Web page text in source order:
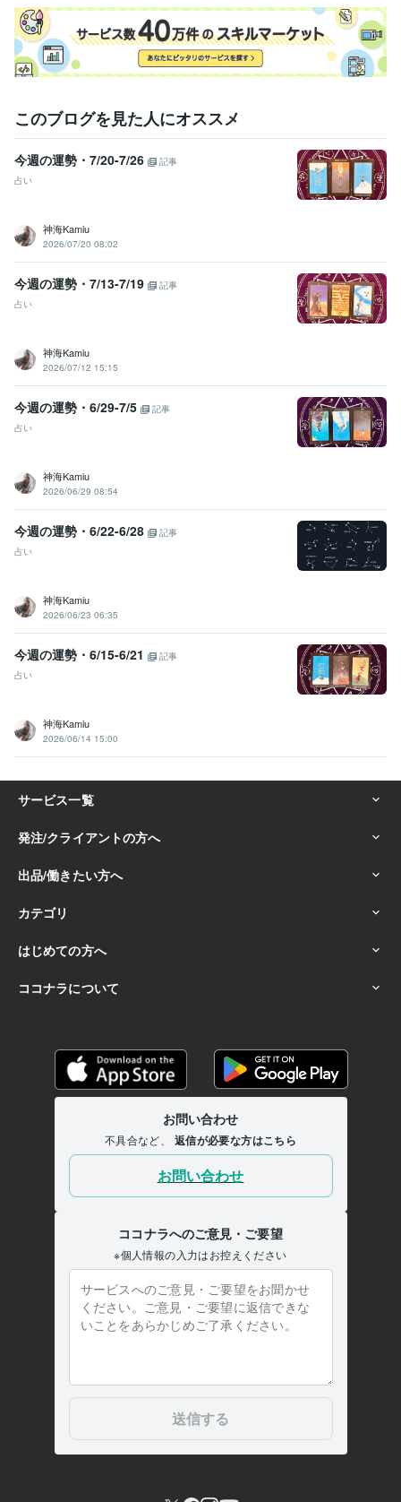
このブログを見た人にオススメ
今週の運勢・7/20-7/26
記事
占い
神海Kamiu
2026/07/20 08:02
今週の運勢・7/13-7/19
記事
占い
神海Kamiu
2026/07/12 15:15
今週の運勢・6/29-7/5
記事
占い
神海Kamiu
2026/06/29 08:54
今週の運勢・6/22-6/28
記事
占い
神海Kamiu
2026/06/23 06:35
今週の運勢・6/15-6/21
記事
占い
神海Kamiu
2026/06/14 15:00